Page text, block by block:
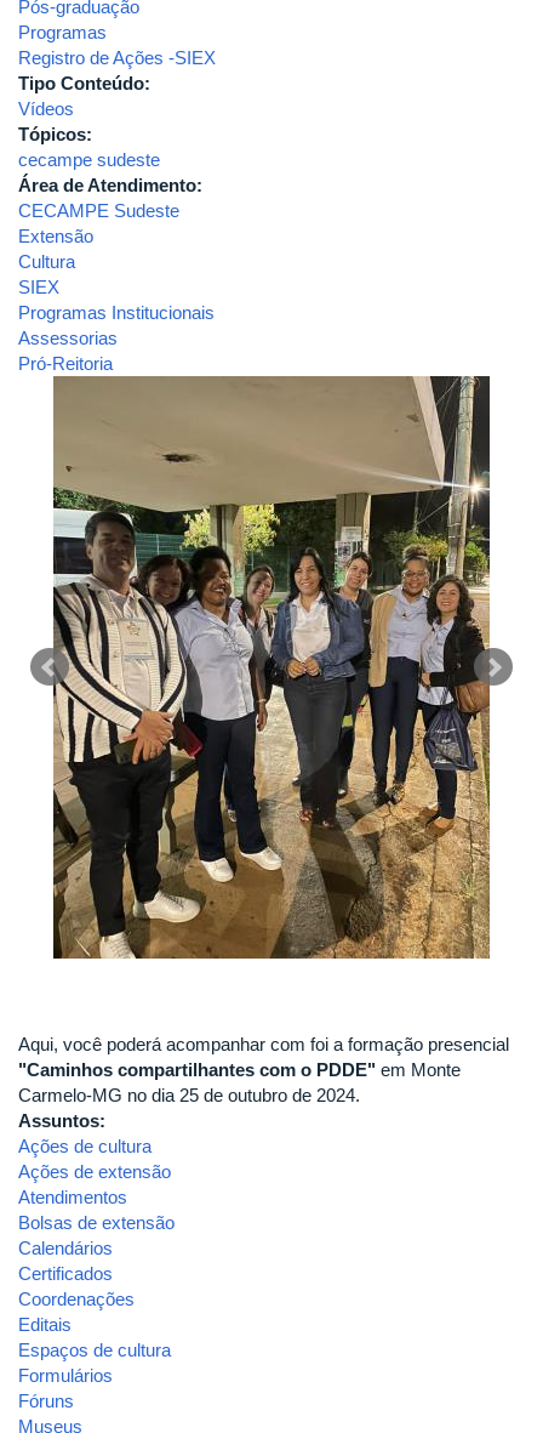
Pós-graduação
Programas
Registro de Ações -SIEX
Tipo Conteúdo:
Vídeos
Tópicos:
cecampe sudeste
Área de Atendimento:
CECAMPE Sudeste
Extensão
Cultura
SIEX
Programas Institucionais
Assessorias
Pró-Reitoria
Aqui, você poderá acompanhar com foi a formação presencial
"Caminhos compartilhantes com o PDDE" em Monte
Carmelo-MG no dia 25 de outubro de 2024.
Assuntos:
Ações de cultura
Ações de extensão
Atendimentos
Bolsas de extensão
Calendários
Certificados
Coordenações
Editais
Espaços de cultura
Formulários
Fóruns
Museus